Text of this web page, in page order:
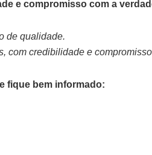
e compromisso com a
de qualidade.
com credibilidade e
fique bem informado: